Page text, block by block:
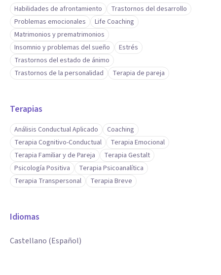
Habilidades de afrontamiento
Trastornos del desarrollo
Problemas emocionales
Life Coaching
Matrimonios y prematrimonios
Insomnio y problemas del sueño
Estrés
Trastornos del estado de ánimo
Trastornos de la personalidad
Terapia de pareja
Terapias
Análisis Conductual Aplicado
Coaching
Terapia Cognitivo-Conductual
Terapia Emocional
Terapia Familiar y de Pareja
Terapia Gestalt
Psicología Positiva
Terapia Psicoanalítica
Terapia Transpersonal
Terapia Breve
Idiomas
Castellano (Español)